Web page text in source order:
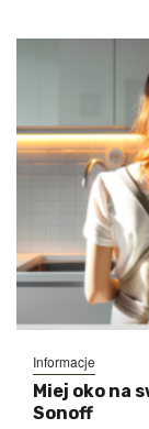
Informacje
Miej oko na
Sonoff